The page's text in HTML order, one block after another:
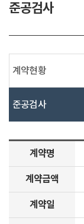
준공검사
계약현황
준공검사
계약명
계약금액
계약일